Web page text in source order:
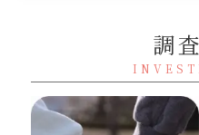
調